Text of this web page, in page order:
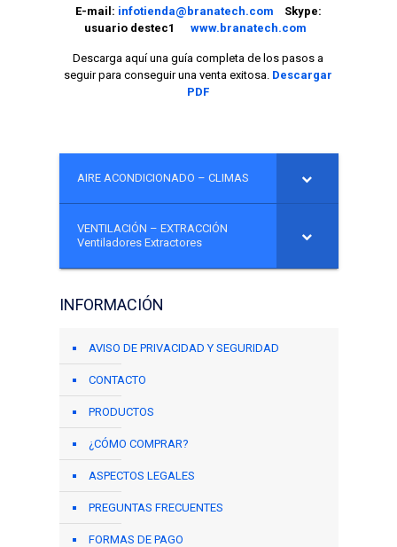
E-mail: infotienda@branatech.com Skype:
usuario destec1www.branatech.com
Descarga aquí una guía completa de los pasos a
seguir para conseguir una venta exitosa. Descargar
PDF
AIRE ACONDICIONADO – CLIMAS
VENTILACIÓN – EXTRACCIÓN
Ventiladores Extractores
INFORMACIÓN
AVISO DE PRIVACIDAD Y SEGURIDAD
CONTACTO
PRODUCTOS
¿CÓMO COMPRAR?
ASPECTOS LEGALES
PREGUNTAS FRECUENTES
FORMAS DE PAGO